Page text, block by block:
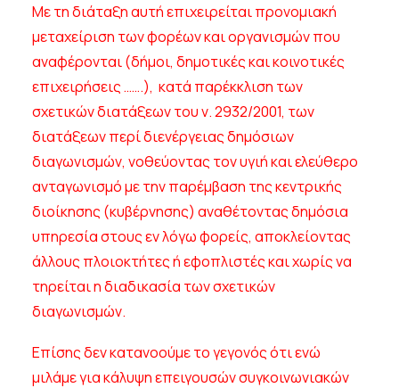
Με τη διάταξη αυτή επιχειρείται προνομιακή
μεταχείριση των φορέων και οργανισμών που
αναφέρονται (δήμοι, δημοτικές και κοινοτικές
επιχειρήσεις …….), κατά παρέκκλιση των
σχετικών διατάξεων του ν. 2932/2001, των
διατάξεων περί διενέργειας δημόσιων
διαγωνισμών, νοθεύοντας τον υγιή και ελεύθερο
ανταγωνισμό με την παρέμβαση της κεντρικής
διοίκησης (κυβέρνησης) αναθέτοντας δημόσια
υπηρεσία στους εν λόγω φορείς, αποκλείοντας
άλλους πλοιοκτήτες ή εφοπλιστές και χωρίς να
τηρείται η διαδικασία των σχετικών
διαγωνισμών.
Επίσης δεν κατανοούμε το γεγονός ότι ενώ
μιλάμε για κάλυψη επειγουσών συγκοινωνιακών